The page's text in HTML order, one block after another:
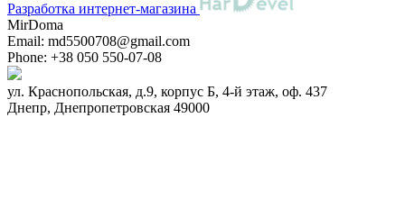
Разработка интернет-магазина
MirDoma
Email: md5500708@gmail.com
Phone: +38 050 550-07-08
ул. Краснопольская, д.9, корпус Б, 4-й этаж, оф. 437
Днепр, Днепропетровская 49000